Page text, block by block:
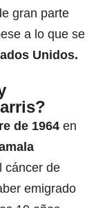
gran parte
a lo que se
Unidos.
de 1964 en
cáncer de
emigrado